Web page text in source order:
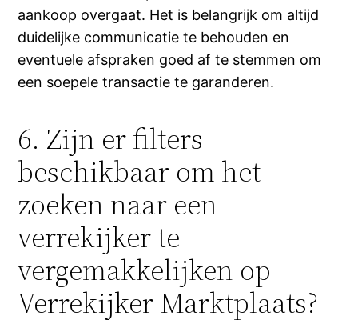
aankoop overgaat. Het is belangrijk om altijd
duidelijke communicatie te behouden en
eventuele afspraken goed af te stemmen om
een soepele transactie te garanderen.
6. Zijn er filters
beschikbaar om het
zoeken naar een
verrekijker te
vergemakkelijken op
Verrekijker Marktplaats?